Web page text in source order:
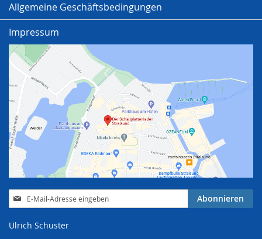
Allgemeine Geschäftsbedingungen
Impressum
Anmeldung
zum
Abonnieren
Ulrich Schuster